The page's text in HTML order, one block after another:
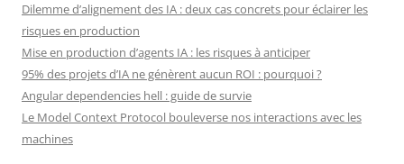
Dilemme d’alignement des IA : deux cas concrets pour éclairer les
risques en production
Mise en production d’agents IA : les risques à anticiper
95% des projets d’IA ne génèrent aucun ROI : pourquoi ?
Angular dependencies hell : guide de survie
Le Model Context Protocol bouleverse nos interactions avec les
machines